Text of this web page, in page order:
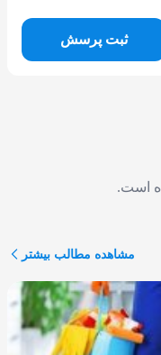
ثبت پرسش
است.
مشاهده مطالب بیشتر